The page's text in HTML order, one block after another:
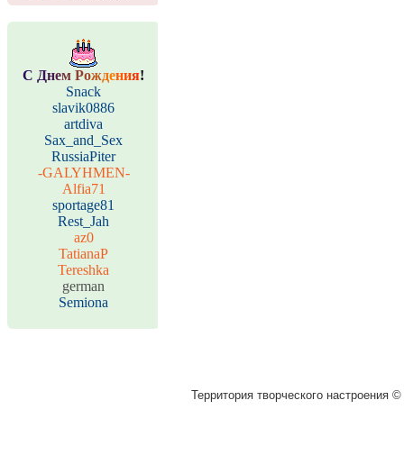
С Днем Рождения!
Snack
slavik0886
artdiva
Sax_and_Sex
RussiaPiter
-GALYHMEN-
Alfia71
sportage81
Rest_Jah
az0
TatianaP
Tereshka
german
Semiona
Территория творческого настроения